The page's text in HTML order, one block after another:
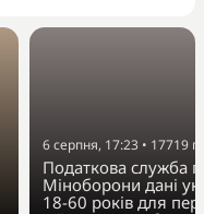
6 серпня, 17:23 • 17719
Податкова служба
Міноборони дані
18-60 років для